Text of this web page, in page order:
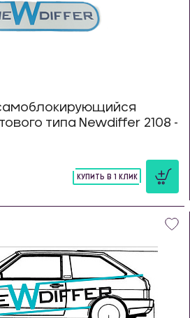
типа Newdiffer 2108 -
КУПИТЬ В 1 КЛИК